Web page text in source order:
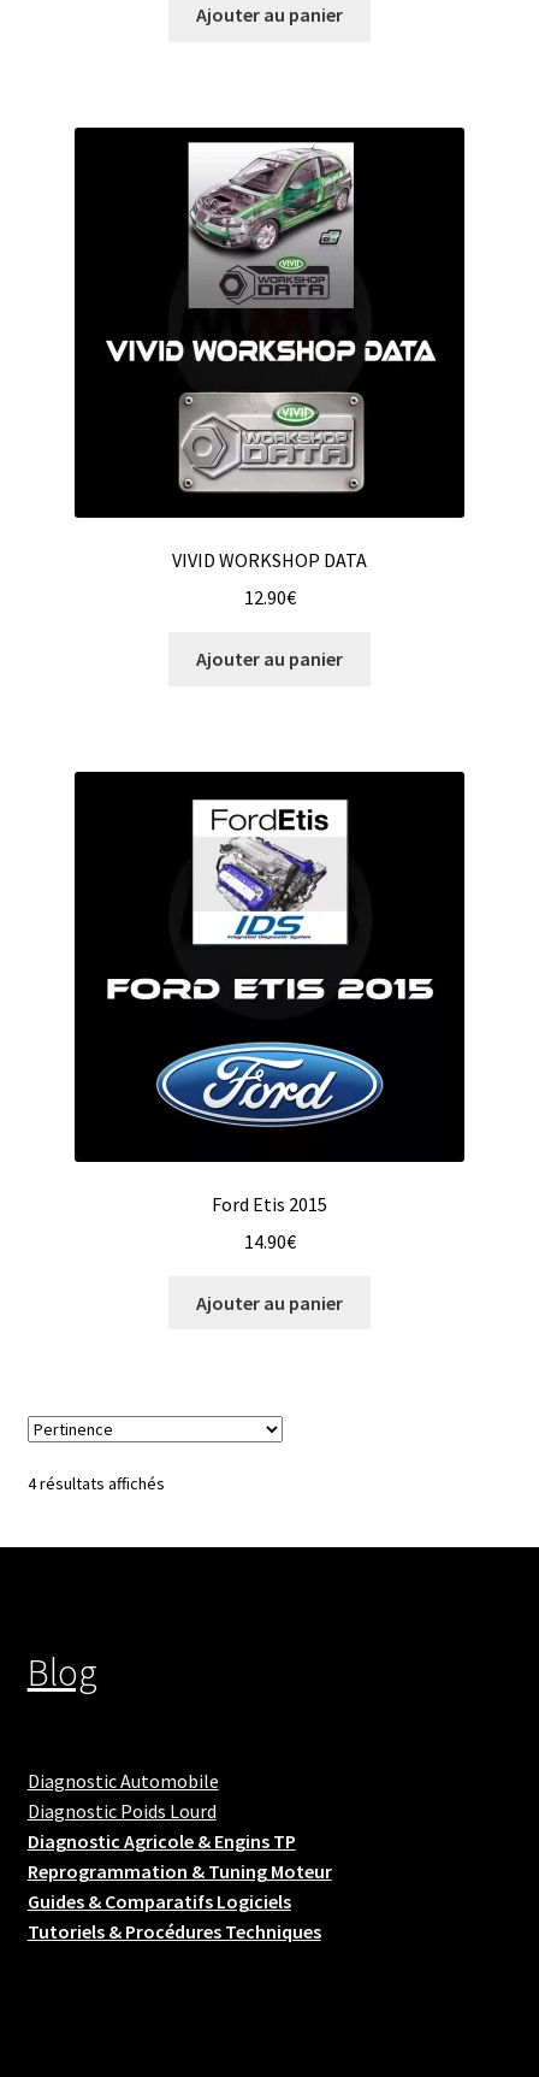
Ajouter au panier
VIVID WORKSHOP DATA
12.90€
Ajouter au panier
Ford Etis 2015
14.90€
Ajouter au panier
4 résultats affichés
Blog
Diagnostic Automobile
Diagnostic Poids Lourd
Diagnostic Agricole & Engins TP
Reprogrammation & Tuning Moteur
Guides & Comparatifs Logiciels
Tutoriels & Procédures Techniques